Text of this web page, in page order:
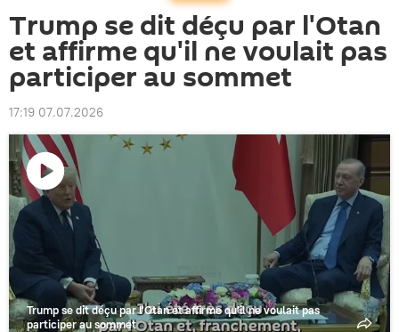
Trump se dit déçu par l'Otan
et affirme qu'il ne voulait pas
participer au sommet
17:19 07.07.2026
Lire
vidéo
Trump se dit déçu par l'Otan et affirme qu'il ne voulait pas
participer au sommet